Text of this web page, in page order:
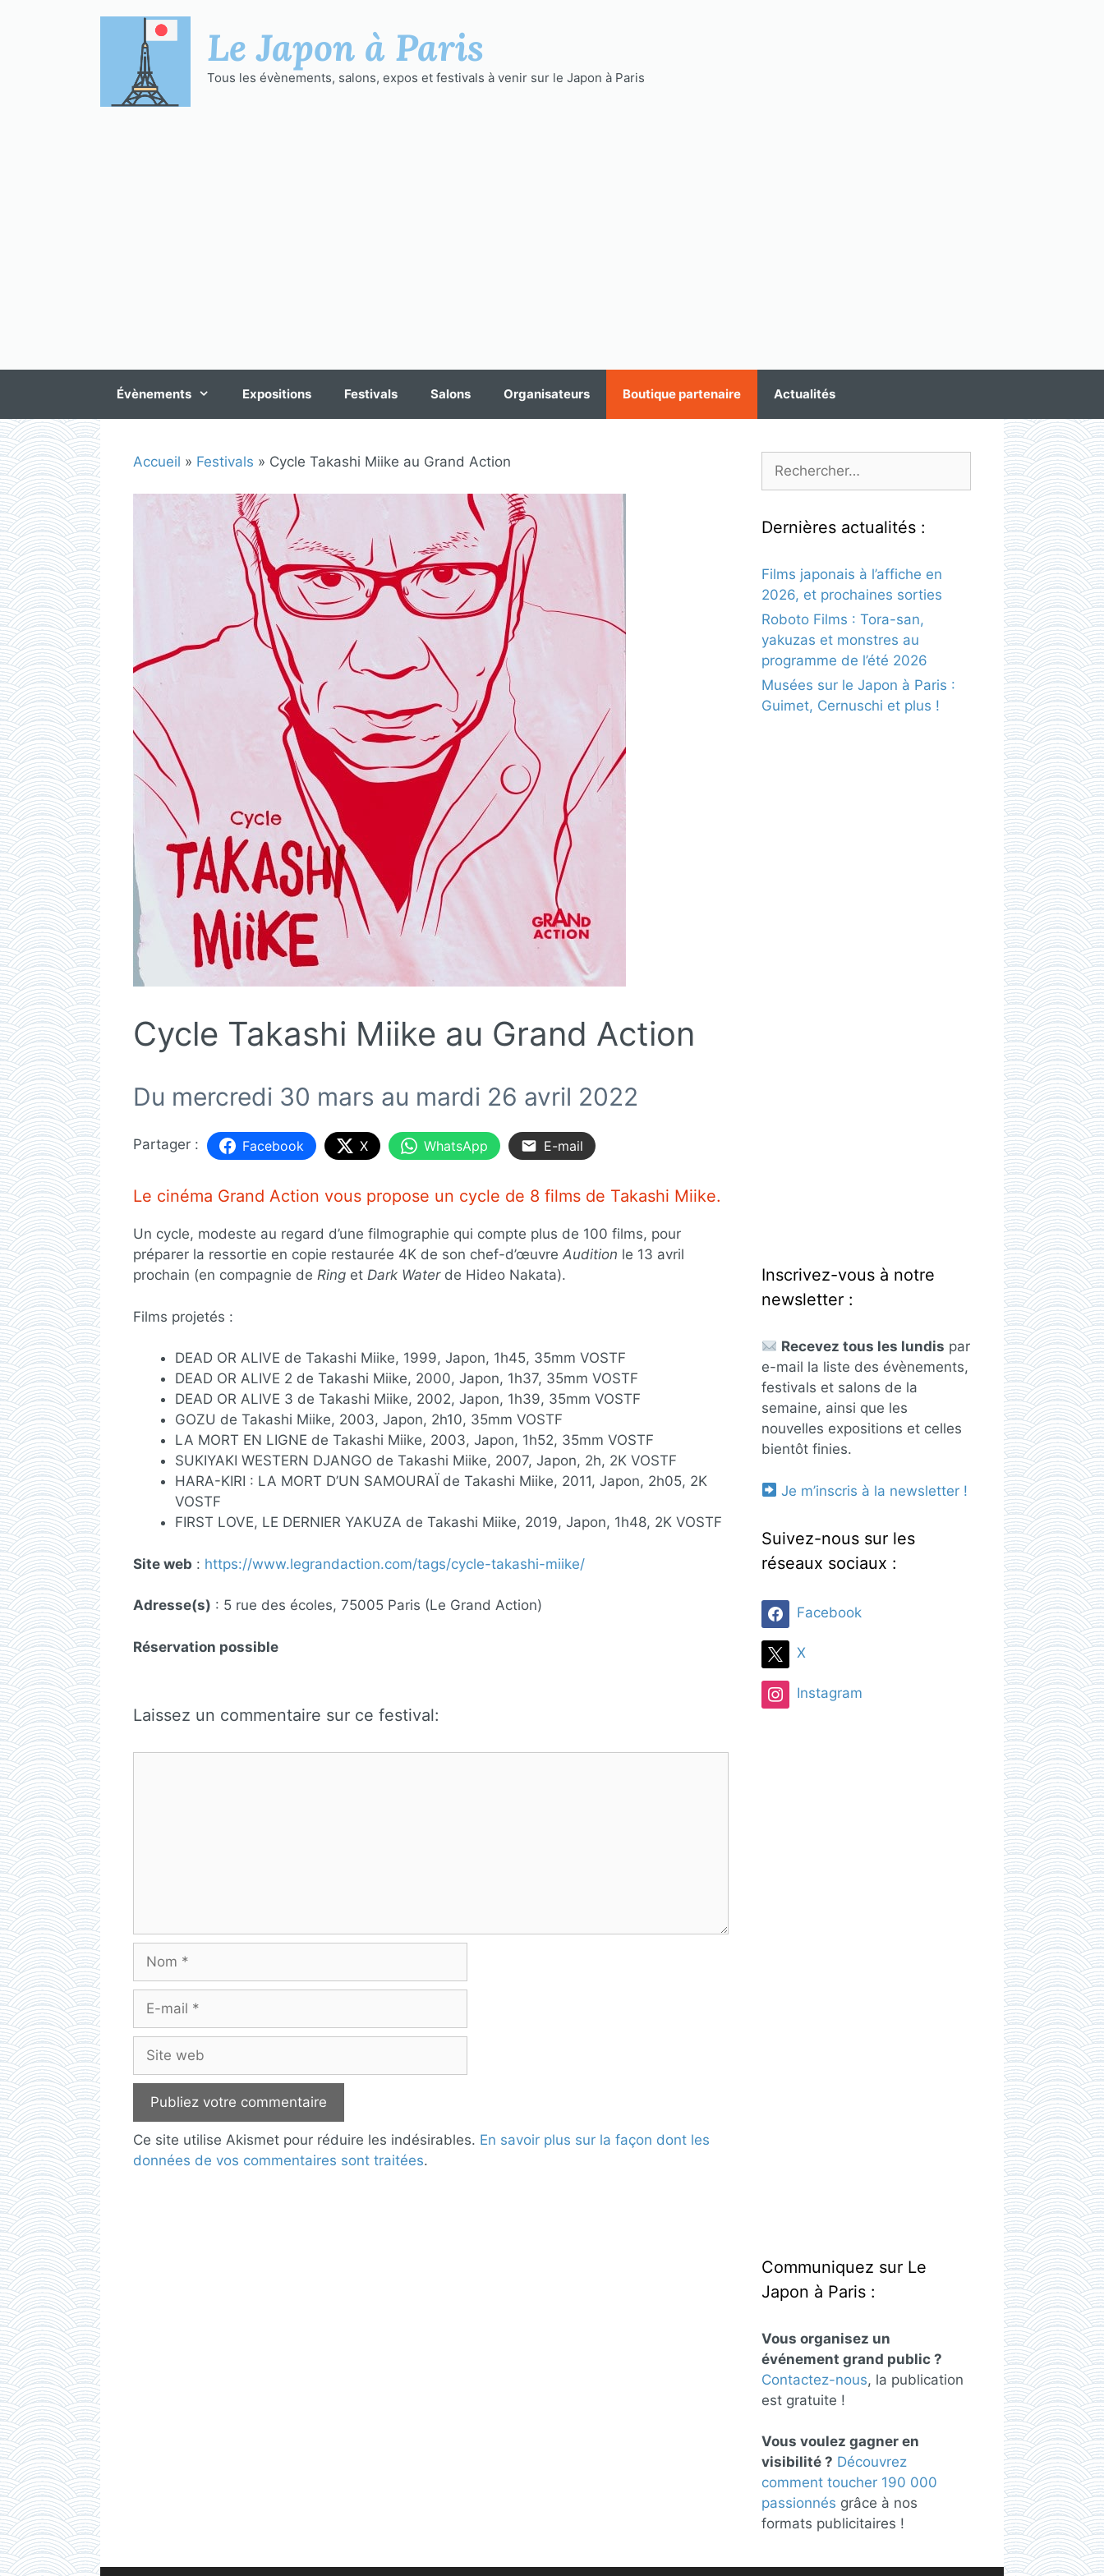
Le Japon à Paris
Tous les évènements, salons, expos et festivals à venir sur le Japon à Paris
Évènements Expositions Festivals Salons Organisateurs Boutique partenaire Actualités
Accueil » Festivals » Cycle Takashi Miike au Grand Action
Cycle Takashi Miike au Grand Action
Du mercredi 30 mars au mardi 26 avril 2022
Facebook X WhatsApp E-mail
Le cinéma Grand Action vous propose un cycle de 8 films de Takashi Miike.
Un cycle, modeste au regard d’une filmographie qui compte plus de 100 films, pour
préparer la ressortie en copie restaurée 4K de son chef-d’œuvre Audition le 13 avril
prochain (en compagnie de Ring et Dark Waterde Hideo Nakata).
Films projetés :
DEAD OR ALIVE de Takashi Miike, 1999, Japon, 1h45, 35mm VOSTF
DEAD OR ALIVE 2 de Takashi Miike, 2000, Japon, 1h37, 35mm VOSTF
DEAD OR ALIVE 3 de Takashi Miike, 2002, Japon, 1h39, 35mm VOSTF
GOZU de Takashi Miike, 2003, Japon, 2h10, 35mm VOSTF
LA MORT EN LIGNE de Takashi Miike, 2003, Japon, 1h52, 35mm VOSTF
SUKIYAKI WESTERN DJANGO de Takashi Miike, 2007, Japon, 2h, 2K VOSTF
HARA-KIRI : LA MORT D’UN SAMOURAÏ de Takashi Miike, 2011, Japon, 2h05, 2K
VOSTF
FIRST LOVE, LE DERNIER YAKUZA de Takashi Miike, 2019, Japon, 1h48, 2K VOSTF
Site web : https://www.legrandaction.com/tags/cycle-takashi-miike/
Adresse(s) : 5 rue des écoles, 75005 Paris (Le Grand Action)
Réservation possible
Laissez un commentaire sur ce festival:
Nom
Site
web
Ce site utilise Akismet pour réduire les indésirables. En savoir plus sur la façon dont les
données de vos commentaires sont traitées.
Rechercher :
Dernières actualités :
Films japonais à l’affiche en
2026, et prochaines sorties
Roboto Films : Tora-san,
yakuzas et monstres au
programme de l’été 2026
Musées sur le Japon à Paris :
Guimet, Cernuschi et plus !
Inscrivez-vous à notre
newsletter :
Recevez tous les lundis par
e-mail la liste des évènements,
festivals et salons de la
semaine, ainsi que les
nouvelles expositions et celles
bientôt finies.
Je m’inscris à la newsletter !
Suivez-nous sur les
réseaux sociaux :
Facebook
X
Instagram
Communiquez sur Le
Japon à Paris :
Vous organisez un
événement grand public ?
Contactez-nous, la publication
est gratuite !
Vous voulez gagner en
visibilité ? Découvrez
comment toucher 190 000
passionnés grâce à nos
formats publicitaires !